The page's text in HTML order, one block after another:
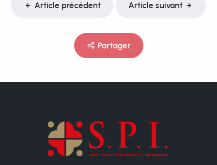
Article précédent Article suivant
Partager